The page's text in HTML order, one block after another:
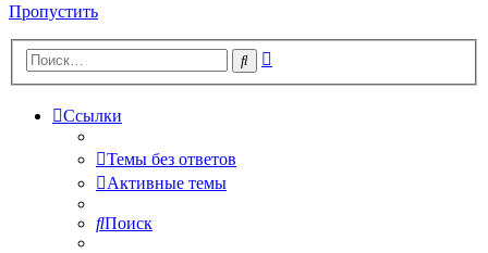
Пропустить
Поиск
Ссылки
Темы без ответов
Активные темы
Поиск